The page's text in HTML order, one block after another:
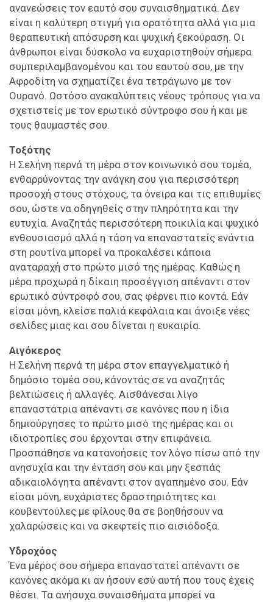
ανανεώσεις τον εαυτό σου συναισθηματικά. Δεν
είναι η καλύτερη στιγμή για ορατότητα αλλά για μια
θεραπευτική απόσυρση και ψυχική ξεκούραση. Οι
άνθρωποι είναι δύσκολο να ευχαριστηθούν σήμερα
συμπεριλαμβανομένου και του εαυτού σου, με την
Αφροδίτη να σχηματίζει ένα τετράγωνο με τον
Ουρανό. Ωστόσο ανακαλύπτεις νέους τρόπους για να
σχετιστείς με τον ερωτικό σύντροφο σου ή και με
τους θαυμαστές σου.
Τοξότης
Η Σελήνη περνά τη μέρα στον κοινωνικό σου τομέα,
ενθαρρύνοντας την ανάγκη σου για περισσότερη
προσοχή στους στόχους, τα όνειρα και τις επιθυμίες
σου, ώστε να οδηγηθείς στην πληρότητα και την
ευτυχία. Αναζητάς περισσότερη ποικιλία και ψυχικό
ενθουσιασμό αλλά η τάση να επαναστατείς ενάντια
στη ρουτίνα μπορεί να προκαλέσει κάποια
αναταραχή στο πρώτο μισό της ημέρας. Καθώς η
μέρα προχωρά η δίκαιη προσέγγιση απέναντι στον
ερωτικό σύντροφό σου, σας φέρνει πιο κοντά. Εάν
είσαι μόνη, κλείσε παλιά κεφάλαια και άνοιξε νέες
σελίδες μιας και σου δίνεται η ευκαιρία.
Αιγόκερος
Η Σελήνη περνά τη μέρα στον επαγγελματικό ή
δημόσιο τομέα σου, κάνοντάς σε να αναζητάς
βελτιώσεις ή αλλαγές. Αισθάνεσαι λίγο
επαναστάτρια απέναντι σε κανόνες που η ίδια
δημιούργησες το πρώτο μισό της ημέρας και οι
ιδιοτροπίες σου έρχονται στην επιφάνεια.
Προσπάθησε να κατανοήσεις τον λόγο πίσω από την
ανησυχία και την ένταση σου και μην ξεσπάς
αδικαιολόγητα απέναντι στον αγαπημένο σου. Εάν
είσαι μόνη, ευχάριστες δραστηριότητες και
κουβεντούλες με φίλους θα σε βοηθήσουν να
χαλαρώσεις και να σκεφτείς πιο αισιόδοξα.
Υδροχόος
Ένα μέρος σου σήμερα επαναστατεί απέναντι σε
κανόνες ακόμα κι αν ήσουν εσύ αυτή που τους έχεις
θέσει. Τα ανήσυχα συναισθήματα μπορεί να